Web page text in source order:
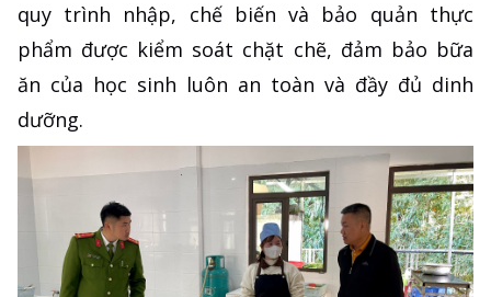
quy trình nhập, chế biến và bảo quản thực
phẩm được kiểm soát chặt chẽ, đảm bảo bữa
ăn của học sinh luôn an toàn và đầy đủ dinh
dưỡng.